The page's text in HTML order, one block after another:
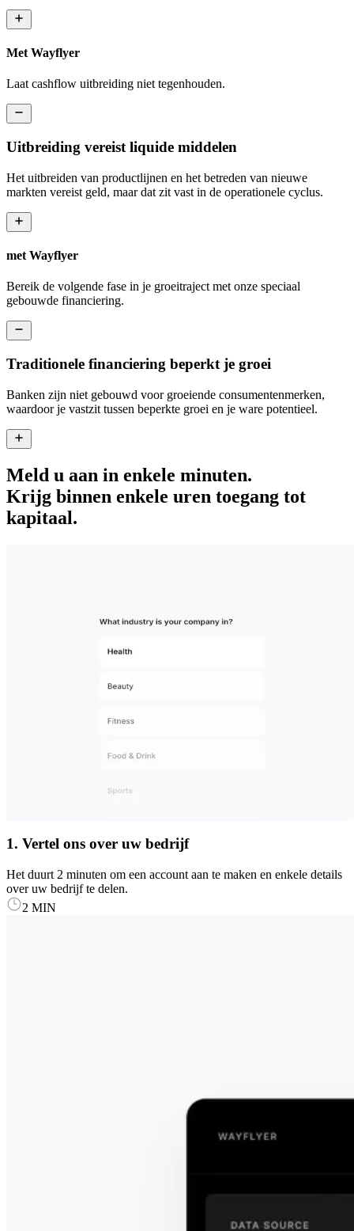
Met Wayflyer
Laat cashflow uitbreiding niet tegenhouden.
Uitbreiding vereist liquide middelen
Het uitbreiden van productlijnen en het betreden van nieuwe
markten vereist geld, maar dat zit vast in de operationele cyclus.
met Wayflyer
Bereik de volgende fase in je groeitraject met onze speciaal
gebouwde financiering.
Traditionele financiering beperkt je groei
Banken zijn niet gebouwd voor groeiende consumentenmerken,
waardoor je vastzit tussen beperkte groei en je ware potentieel.
Meld u aan in enkele minuten.
Krijg binnen enkele uren toegang tot
kapitaal.
1. Vertel ons over uw bedrijf
Het duurt 2 minuten om een account aan te maken en enkele details
over uw bedrijf te delen.
2 MIN